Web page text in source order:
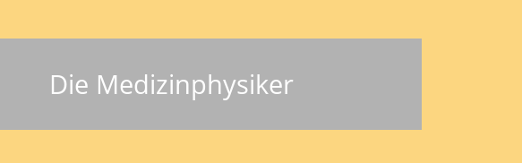
Die Medizinphysiker